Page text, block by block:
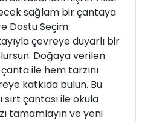
sağlam bir çantaya
Dostu Seçim:
çevreye duyarlı bir
Doğaya verilen
ile hem tarzını
katkıda bulun. Bu
çantası ile okula
tamamlayın ve yeni